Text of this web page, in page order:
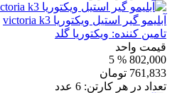
آبلیمو گیر استیل ویکتوریا victoria k3
تامین کننده: ویکتوریا گلد
قیمت واحد
802,000
% 5
761,833 تومان
تعداد در هر کارتن: 6 عدد